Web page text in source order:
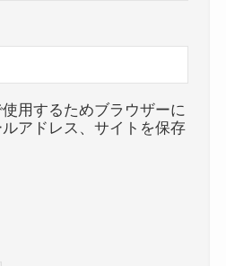
用するためブラウザーに
アドレス、サイトを保存